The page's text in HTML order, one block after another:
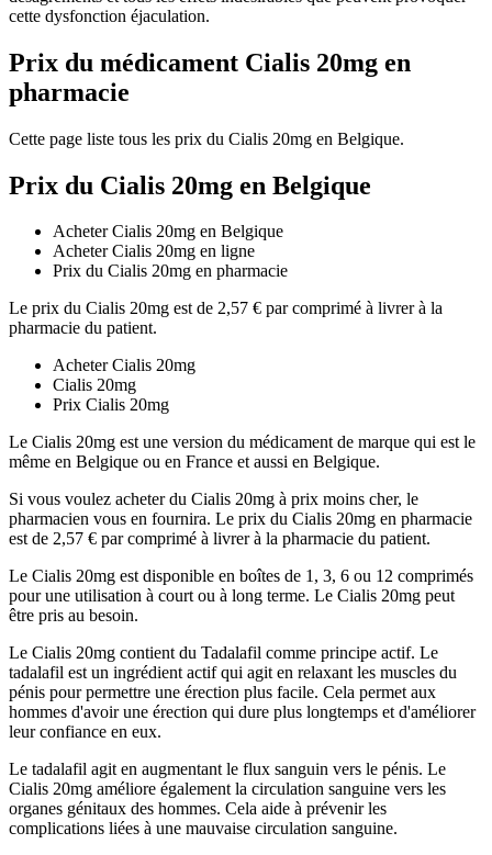
cette dysfonction éjaculation.
Prix du médicament Cialis 20mg en
pharmacie
Cette page liste tous les prix du Cialis 20mg en Belgique.
Prix du Cialis 20mg en Belgique
Acheter Cialis 20mg en Belgique
Acheter Cialis 20mg en ligne
Prix du Cialis 20mg en pharmacie
Le prix du Cialis 20mg est de 2,57 € par comprimé à livrer à la
pharmacie du patient.
Acheter Cialis 20mg
Cialis 20mg
Prix Cialis 20mg
Le Cialis 20mg est une version du médicament de marque qui est le
même en Belgique ou en France et aussi en Belgique.
Si vous voulez acheter du Cialis 20mg à prix moins cher, le
pharmacien vous en fournira. Le prix du Cialis 20mg en pharmacie
est de 2,57 € par comprimé à livrer à la pharmacie du patient.
Le Cialis 20mg est disponible en boîtes de 1, 3, 6 ou 12 comprimés
pour une utilisation à court ou à long terme. Le Cialis 20mg peut
être pris au besoin.
Le Cialis 20mg contient du Tadalafil comme principe actif. Le
tadalafil est un ingrédient actif qui agit en relaxant les muscles du
pénis pour permettre une érection plus facile. Cela permet aux
hommes d'avoir une érection qui dure plus longtemps et d'améliorer
leur confiance en eux.
Le tadalafil agit en augmentant le flux sanguin vers le pénis. Le
Cialis 20mg améliore également la circulation sanguine vers les
organes génitaux des hommes. Cela aide à prévenir les
complications liées à une mauvaise circulation sanguine.